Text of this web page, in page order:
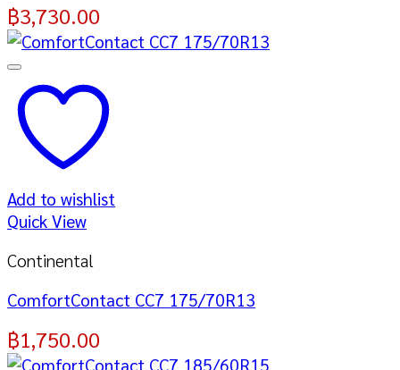
฿3,730.00
Add to wishlist
Quick View
Continental
ComfortContact CC7 175/70R13
฿1,750.00